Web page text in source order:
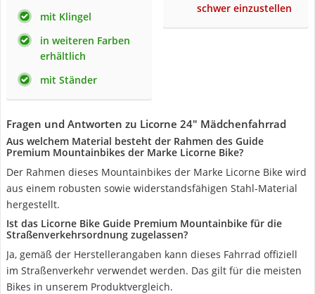
mit Klingel
in weiteren Farben
erhältlich
mit Ständer
schwer einzustellen
Fragen und Antworten zu Licorne 24" Mädchenfahrrad
Aus welchem Material besteht der Rahmen des Guide
Premium Mountainbikes der Marke Licorne Bike?
Der Rahmen dieses Mountainbikes der Marke Licorne Bike wird
aus einem robusten sowie widerstandsfähigen Stahl-Material
hergestellt.
Ist das Licorne Bike Guide Premium Mountainbike für die
Straßenverkehrsordnung zugelassen?
Ja, gemäß der Herstellerangaben kann dieses Fahrrad offiziell
im Straßenverkehr verwendet werden. Das gilt für die meisten
Bikes in unserem Produktvergleich.